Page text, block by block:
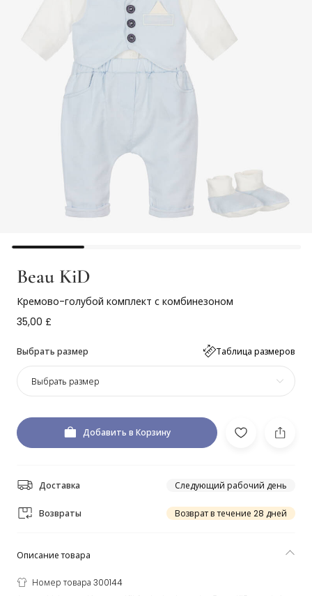
Beau KiD
Кремово-голубой комплект с комбинезоном
35,00 £
Выбрать размер Таблица размеров
Выбрать размер
Добавить в Корзину
Доставка Следующий рабочий день
Возвраты Возврат в течение 28 дней
Описание товара
Номер товара 300144